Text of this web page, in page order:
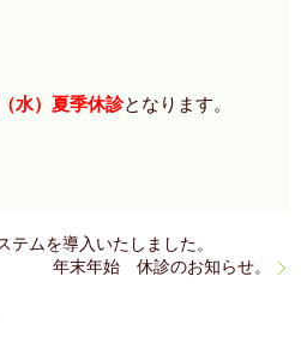
水）夏季休診となります。
ムを導入いたしました。
年末年始 休診のお知らせ。